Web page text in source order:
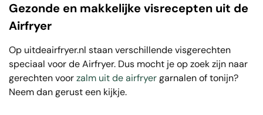
Gezonde en makkelijke visrecepten uit de
Airfryer
Op uitdeairfryer.nl staan verschillende visgerechten
speciaal voor de Airfryer. Dus mocht je op zoek zijn naar
gerechten voorzalm uit de airfryergarnalen of tonijn?
Neem dan gerust een kijkje.